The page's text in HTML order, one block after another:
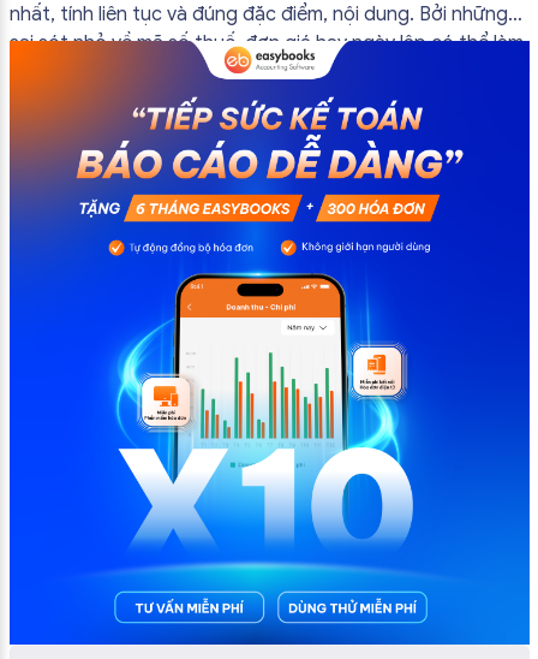
nhất, tính liên tục và đúng đặc điểm, nội dung. Bởi những
sai sót nhỏ về mã số thuế, đơn giá hay ngày lập có thể làm
ảnh hưởng đến quá trình quyết toán thuế của bạn. Kế
toán có thể tham khảo […]